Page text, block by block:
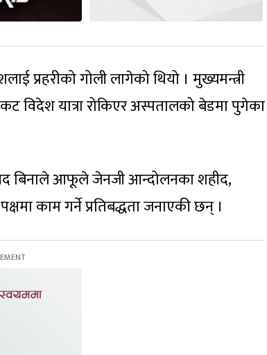
प्रहरीको गोली लागेको थियो । मुख्यमन्त्री
विदेश यात्रा रोकिएर अस्पतालको बेडमा पुगेका
बिनाले आफूले जेनजी आन्दोलनका शहीद,
काम गर्ने प्रतिबद्धता जनाएकी छन् ।